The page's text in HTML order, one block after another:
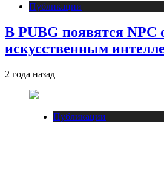
Публикации
В PUBG появятся NPC
искусственным
2 года назад
Публикации